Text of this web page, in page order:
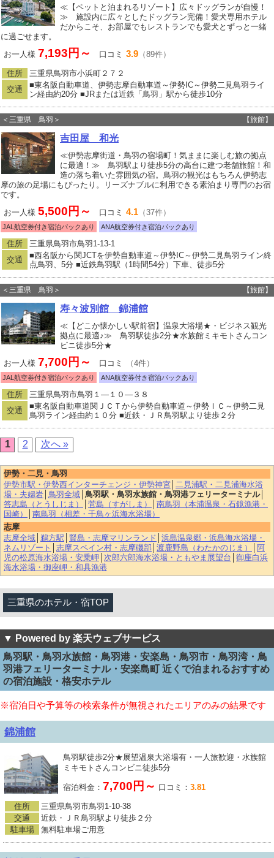
≪【ペットと泊まれるリゾート】広々ドッグランが自慢！
≫ 施設内に広々としたドッグラン完備！愛犬専用ホテル
だからこそ、お部屋でもレストランでも愛犬とずっと一緒
に過ごせます。
お一人様 7,193円～ 口コミ 3.9 （89件）
住所
三重県鳥羽市小浜町２７２
交通
■東名阪自動車道、伊勢志摩自動車道～伊勢IC～伊勢二見鳥羽ライ
ン経由約20分 ■JRまたは近鉄「鳥羽」駅から徒歩10分
＜三重県 鳥羽＞ 【旅館】
吉田屋 和光
≪伊勢志摩街道・鳥羽の宿場町！気ままに楽しむ旅の拠点
に最適！≫ 鳥羽駅より徒歩5分の高台に建つ老舗旅館！和
造の落ち着いた雰囲気の宿。鳥羽の観光はもちろん伊勢志
摩の旅の足場にもぴったり。リーズナブルに利用できる素泊まり専門のお宿
です。
お一人様 5,500円～ 口コミ 4.1 （37件）
JAL航空券付き宿泊パックあり ANA航空券付き宿泊パックあり
住所
三重県鳥羽市鳥羽1-13-1
交通
■西名阪から関JCTを伊勢自動車道～伊勢IC～伊勢二見鳥羽ライン終
点鳥羽、5分 ■近鉄鳥羽駅（1時間54分）下車、徒歩5分
＜三重県 鳥羽＞ 【旅館】
寿々波別館 錦浦館
≪【どこか懐かしい駅前宿】温泉大浴場★・ビジネス観光
拠点に最適♪≫ 鳥羽駅徒歩2分★水族館ミキモトさんコン
ビニ徒歩5分★
お一人様 7,700円～ 口コミ （4件）
JAL航空券付き宿泊パックあり ANA航空券付き宿泊パックあり
住所
三重県鳥羽市鳥羽１―１０―３８
交通
■東名阪自動車道関ＪＣＴから伊勢自動車道～伊勢ＩＣ～伊勢二見
鳥羽ライン経由約１０分 ■近鉄・ＪＲ鳥羽駅より徒歩２分
1 2 次へ »
伊勢・二見・鳥羽
伊勢市駅・伊勢西インターチェンジ・伊勢神宮
二見浦駅・二見浦海水浴
場・夫婦岩 鳥羽全域 鳥羽駅・鳥羽水族館・鳥羽港フェリーターミナル│
答志島（とうしじま）
菅島（すがしま）
南鳥羽（本浦温泉・石鏡漁港・
国崎）
南鳥羽（相差・千鳥ヶ浜海水浴場）
志摩
志摩全域 鵜方駅 賢島・志摩マリンランド 浜島温泉郷・浜島海水浴場・
ネムリゾート
志摩スペイン村・志摩磯部 渡鹿野島（わたかのじま）
阿
児の松原海水浴場・安乗岬
次郎六郎海水浴場・ともやま展望台 御座白浜
海水浴場・御座岬・和具漁港
三重県のホテル・宿TOP
▼ Powered by 楽天ウェブサービス
鳥羽駅・鳥羽水族館・鳥羽港・安楽島・鳥羽市・鳥羽湾・鳥
羽港フェリーターミナル・安楽島町 近くで泊まれるおすすめ
の宿泊施設・格安ホテル
※宿泊日や予算等の検索条件が無視されたエリアのみの結果です
錦浦館
鳥羽駅徒歩2分★展望温泉大浴場有・一人旅歓迎・水族館
ミキモトさんコンビニ徒歩5分
宿泊料金： 7,700円～ 口コミ： 3.81
住所
三重県鳥羽市鳥羽1-10-38
交通
近鉄・ＪＲ鳥羽駅より徒歩２分
駐車場
無料駐車場ご用意